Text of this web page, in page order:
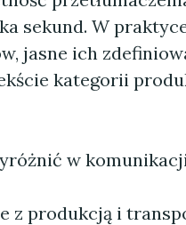
sekund. W
jasne ich
kategorii
w
z produkcją i